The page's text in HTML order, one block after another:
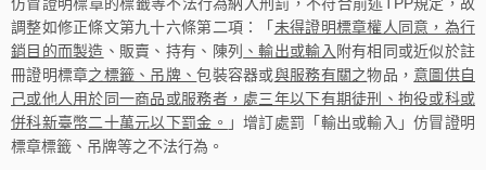
調整如修正條文第九十六條第二項：「 未得證明標章權人同意，為行
銷目的而製造 、販賣、持有、陳列 、輸出或輸入 附有相同或近似於註
冊證明標章之標籤、吊牌、包裝容器或與服務有關之物品， 意圖供自
己或他人用於同一商品或服務者，處三年以下有期徒刑、拘役或科或
併科新臺幣二十萬元以下罰金。 」增訂處罰「輸出或輸入」仿冒證明
標章標籤、吊牌等之不法行為。